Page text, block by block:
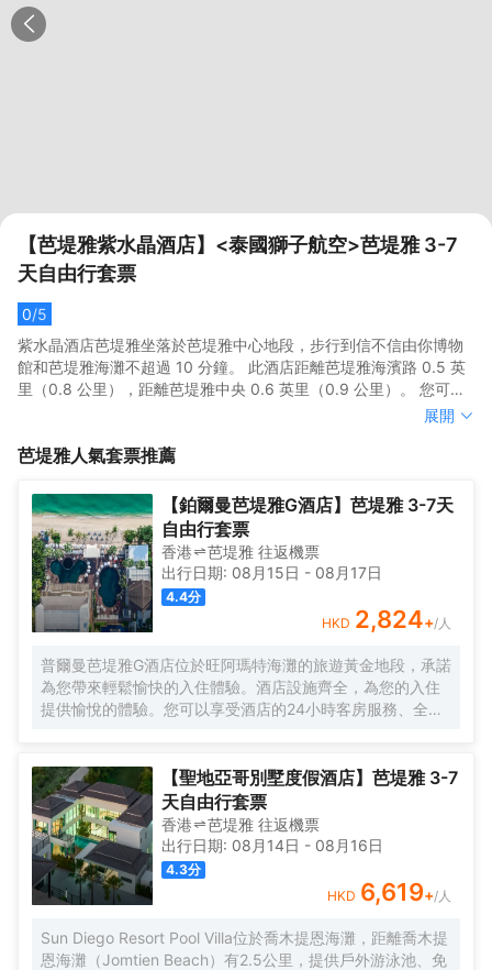
【芭堤雅紫水晶酒店】<泰國獅子航空>芭堤雅 3-7
天自由行套票
0/5
紫水晶酒店芭堤雅坐落於芭堤雅中心地段，步行到信不信由你博物
館和芭堤雅海灘不超過 10 分鐘。 此酒店距離芭堤雅海濱路 0.5 英
里（0.8 公里），距離芭堤雅中央 0.6 英里（0.9 公里）。 您可充
分利用室外游泳池等度假設施，或者到屋頂露台和花園欣賞美景。
restaurant享用一頓美餐，或者去酒店的咖啡館吃些點心。歡迎光
擇。每天 06:00 至 11:00 提供收費的自助式早餐。 特色服務/設施
包括乾洗/洗衣服務、24 小時前台服務和多語言服務。酒店設有收
費的24 小時往返機場班車，此外還提供免費自助停車。 有 101 間
空調客房提供智能電視；您定能在旅途中找到家的舒適。您的加厚
層卧床備有高檔床上用品。提供免費無線網絡，方便您與朋友保持
聯繫；有線頻道可滿足您的娛樂需求。浴室提供免費洗浴用品和坐
浴桶。
紫水晶酒店芭堤雅坐落於芭堤雅中心地段，步行到信不信由你博物
里（0.8 公里），距離芭堤雅中央 0.6 英里（0.9 公里）。 您可充
此酒店的其他設施包括免費 WiFi和禮賓服務。 您可以到zircon
restaurant享用一頓美餐，或者去酒店的咖啡館吃些點心。歡迎光
臨池畔酒吧，喝一杯，放鬆一下；此外還有 2 間酒吧/酒廊供您選
擇。每天 06:00 至 11:00 提供收費的自助式早餐。 特色服務/設施
包括乾洗/洗衣服務、24 小時前台服務和多語言服務。酒店設有收
費的24 小時往返機場班車，此外還提供免費自助停車。 有 101 間
空調客房提供智能電視；您定能在旅途中找到家的舒適。您的加厚
聯繫；有線頻道可滿足您的娛樂需求。浴室提供免費洗浴用品和坐
浴桶。
展開
芭堤雅人氣套票推薦
【鉑爾曼芭堤雅G酒店】芭堤雅 3-7天
自由行套票
香港 芭堤雅 往返機票
出行日期: 08月15日 - 08月17日
4.4分
HKD 2,824+/人
普爾曼芭堤雅G酒店位於旺阿瑪特海灘的旅遊黃金地段，承諾
為您帶來輕鬆愉快的入住體驗。酒店設施齊全，為您的入住
提供愉悅的體驗。您可以享受酒店的24小時客房服務、全房
茶、鏡子和秤。酒店寧靜的氛圍延伸至其休閒設施，包括私
人海灘、健身中心、戶外游泳池、水療中心和按摩服務。無
論您訪問芭堤雅的理由是什麼，普爾曼芭堤雅G酒店都會讓您
感到如同回到家一般。
【聖地亞哥別墅度假酒店】芭堤雅 3-7
天自由行套票
香港 芭堤雅 往返機票
出行日期: 08月14日 - 08月16日
4.3分
HKD 6,619+/人
Sun Diego Resort Pool Villa位於喬木提恩海灘，距離喬木提
恩海灘（Jomtien Beach）有2.5公里，提供戶外游泳池、免